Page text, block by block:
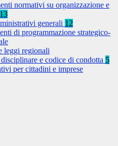
normativi su organizzazione e
13
generali 12
di programmazione strategico-
leggi regionali
e codice di condotta 5
per cittadini e imprese